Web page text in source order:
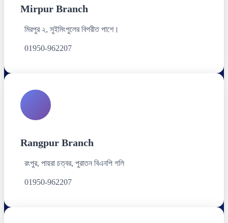
Mirpur Branch
মিরপুর ২, সুইমিংপুলের বিপরীত পাশে।
01950-962207
Rangpur Branch
রংপুর, পায়রা চত্বর, পুরাতন বিএনপি গলি
01950-962207